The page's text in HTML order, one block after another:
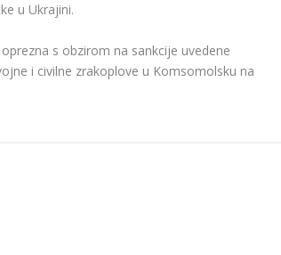
u Ukrajini.
s obzirom na sankcije uvedene
i civilne zrakoplove u Komsomolsku na